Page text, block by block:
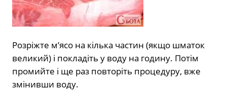
Розріжте м’ясо на кілька частин (якщо шматок
великий) і покладіть у воду на годину. Потім
промийте і ще раз повторіть процедуру, вже
змінивши воду.